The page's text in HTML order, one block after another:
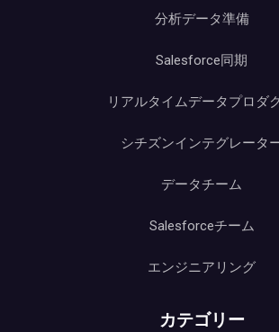
分析データ準備
Salesforce同期
リアルタイムデータプロダ
シチズンインテグレータ
データチーム
Salesforceチーム
エンジニアリング
カテゴリー